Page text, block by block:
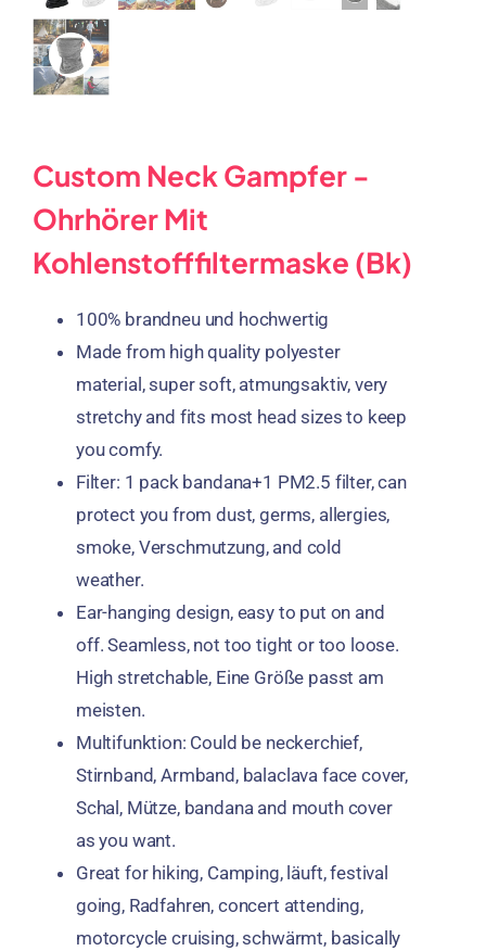
Custom Neck Gampfer -
Ohrhörer Mit
Kohlenstofffiltermaske (Bk)
100% brandneu und hochwertig
Made from high quality polyester
material ,super soft, atmungsaktiv, very
stretchy and fits most head sizes to keep
you comfy.
Filter: 1 pack bandana+1 PM2.5 filter,can
protect you from dust,germs, allergies,
smoke, Verschmutzung, and cold
weather.
Ear-hanging design, easy to put on and
off.Seamless, not too tight or too loose.
High stretchable, Eine Größe passt am
meisten.
Multifunktion: Could be neckerchief,
Stirnband, Armband, balaclava face cover,
Schal, Mütze, bandana and mouth cover
as you want.
Great for hiking, Camping, läuft,festival
going, Radfahren, concert attending,
motorcycle cruising, schwärmt, basically